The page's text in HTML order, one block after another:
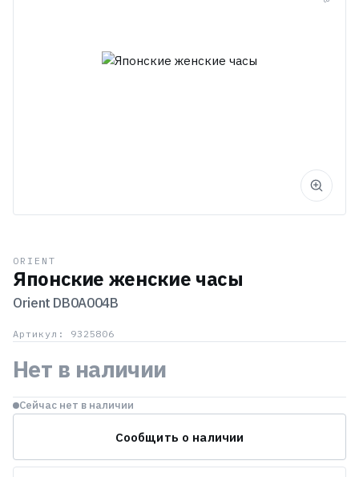
ORIENT
Японские женские часы
Orient DB0A004B
Артикул: 9325806
Нет в наличии
Сейчас нет в наличии
Сообщить о наличии